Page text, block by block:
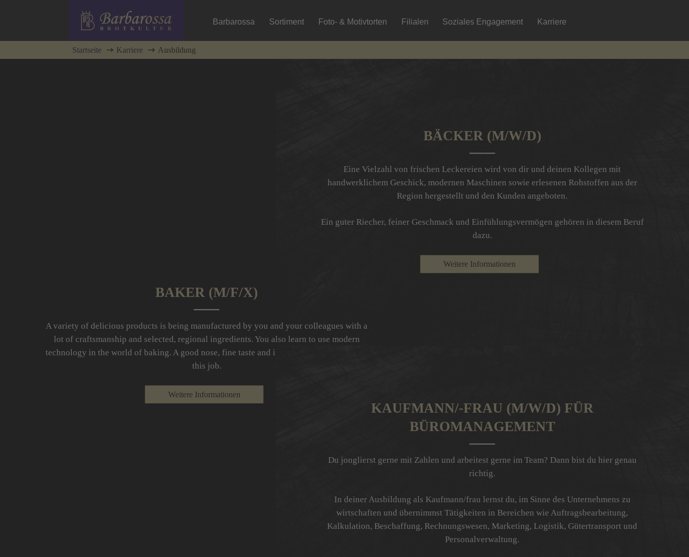
Barbarossa Sortiment Foto- & Motivtorten Filialen Soziales Engagement Karriere
Startseite Karriere Ausbildung
BÄCKER (M/W/D)
Eine Vielzahl von frischen Leckereien wird von dir und deinen Kollegen mit
handwerklichem Geschick, modernen Maschinen sowie erlesenen Rohstoffen aus der
Region hergestellt und den Kunden angeboten.
Ein guter Riecher, feiner Geschmack und Einfühlungsvermögen gehören in diesem Beruf
dazu.
Weitere Informationen
BAKER (M/F/X)
A variety of delicious products is being manufactured by you and your colleagues with a
lot of craftsmanship and selected, regional ingredients. You also learn to use modern
technology in the world of baking. A good nose, fine taste and intuition are necessary for
this job.
Weitere Informationen
KAUFMANN/-FRAU (M/W/D) FÜR
BÜROMANAGEMENT
Du jonglierst gerne mit Zahlen und arbeitest gerne im Team? Dann bist du hier genau
richtig.
In deiner Ausbildung als Kaufmann/frau lernst du, im Sinne des Unternehmens zu
wirtschaften und übernimmst Tätigkeiten in Bereichen wie Auftragsbearbeitung,
Kalkulation, Beschaffung, Rechnungswesen, Marketing, Logistik, Gütertransport und
Personalverwaltung.